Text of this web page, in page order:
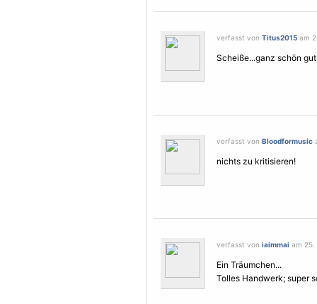
verfasst von Titus2015 am
Scheiße...ganz schön
verfasst von Bloodformusic
nichts zu kritisieren!
verfasst von iaimmai am 25.
Ein Träumchen...
Tolles Handwerk; super